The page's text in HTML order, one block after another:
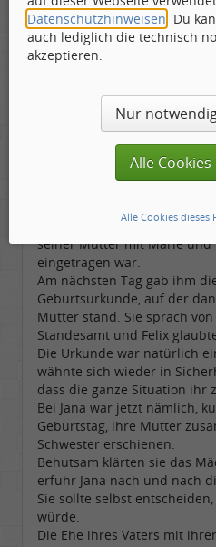
verstorbene
Jana lebte in zwei Welten.
Sie war ein hübsches, kluges
gut, war brav und machte
Aber auch ihm sagte sie
Begegnungen.
In der Ehe der Eltern kriselte
Die Vergangenheit holte sie
das, was die Beiden so
seine Geburtsurkunde und
seiner Mutter mit Marie und
eingetragen war.
Am nächsten Tag gab ihm
Geburtsurkunde, auf der
Mutter stand. Sie sprach
Standesamt und Felix
Die Urkunde war natürlich
wähnte sich wieder in
dass die ganze Situation ihr
Bei Jana war jetzt nämlich,
Geburtstag, ihre Mutter
Schwester erschienen.
Behutsam klärten sie das
erfuhr Jana nach und nach
Sie sollte selbst
würde.
Die Ehe ihres Vaters mit
Datenschutzhinweisen . Du
auch lediglich die technisch
akzeptieren.
Nur
Alle
Alle Cookies dieses